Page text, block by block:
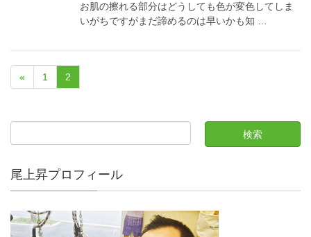
お肌の擦れる部分はどうしても色が変色してしま
いがちですがまだ諦めるのは早いかも知 …
« 1 2
尾上昇プロフィール